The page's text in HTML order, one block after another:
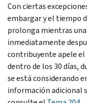
Con ciertas
embargar y el tiempo
prolonga mientras
inmediatamente
contribuyente apele el
dentro de los 30 días,
se está considerando
información adicional